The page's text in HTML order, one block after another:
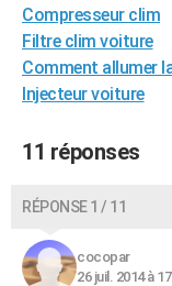
Carte de Noël
Carte Bonne année
Carte Saint-Valentin
Carte Pâques
Carte d'anniversaire
DICTIONNAIRE
Dictionnaire
Biographies
Citations
Expressions
Proverbes
PROGRAMME TV
S'inscrire
Se connecter
Lycées
Collèges
Primaires
Universités
Entreprises
Service militaire
Avis de recherche
AVIS DE DÉCÈS
FORUM
Bricolage
Lifestyle
Culture
Sport
Auto
Television
Voyage
Cinema
Compresseur clim
Filtre clim voiture
Comment allumer
Injecteur voiture
11 réponses
RÉPONSE 1 / 11
cocopar
26 juil. 2014 à